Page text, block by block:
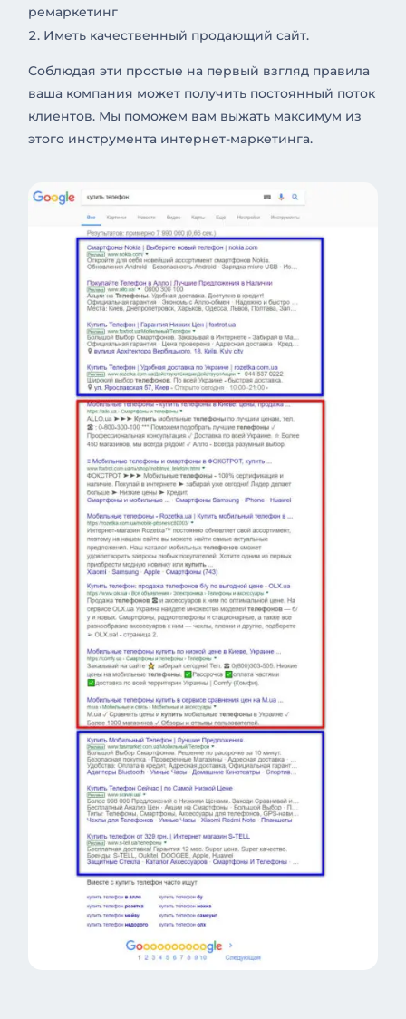
ремаркетинг
Иметь качественный продающий сайт.
Соблюдая эти простые на первый взгляд правила
ваша компания может получить постоянный поток
клиентов. Мы поможем вам выжать максимум из
этого инструмента интернет-маркетинга.